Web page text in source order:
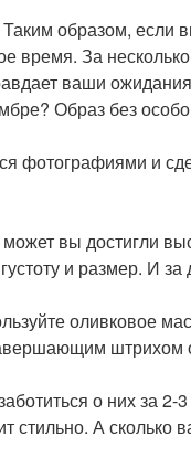
образом, если
время. За
ваши
Образ без
фотографиями и
вы достигли
и размер. И за
оливковое
штрихом
о них за 2-
стильно. А сколько